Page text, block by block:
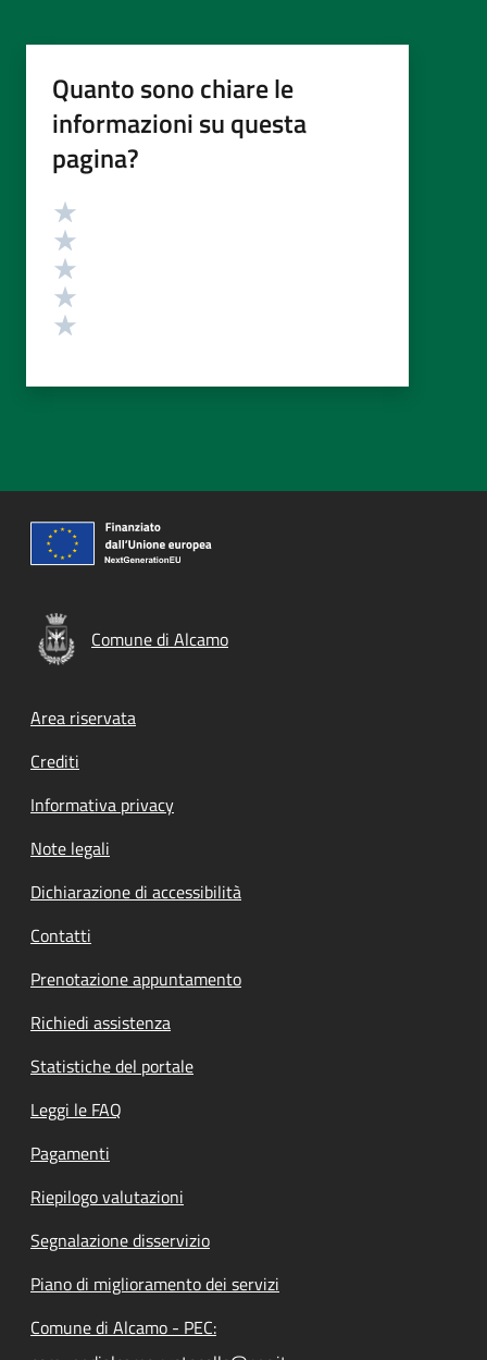
Quanto sono chiare le
informazioni su questa
pagina?
Valutazione
Comune di Alcamo
Footer menu
Area riservata
Crediti
Informativa privacy
Note legali
Dichiarazione di accessibilità
Contatti
Prenotazione appuntamento
Richiedi assistenza
Statistiche del portale
Leggi le FAQ
Pagamenti
Riepilogo valutazioni
Segnalazione disservizio
Piano di miglioramento dei servizi
Comune di Alcamo - PEC: